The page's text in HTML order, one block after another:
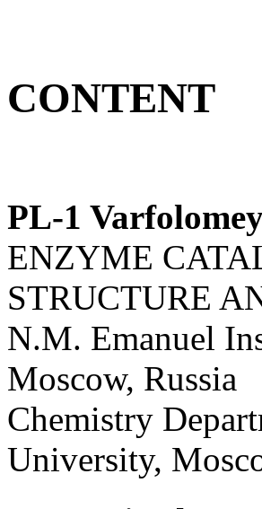
CONTENT
PL-1
ENZYME
STRUCTURE
N.M. Emanuel
Moscow, Russia
Chemistry
University,